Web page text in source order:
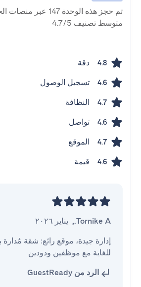
تم حجز هذه الوحدة 147
متوسط ​​تصنيف 4.7/5
4.8 دقة
4.6 تسجيل الوصول
4.7 النظافة
4.6 تواصل
4.7 الموقع
4.6 قيمة
Tornike A.
, يناير ٢٠٢٦
للغاية مع موظفين ودودين
الرد من GuestReady